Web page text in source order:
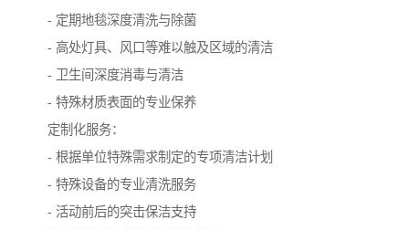
- 定期地毯深度清洗与除菌
- 高处灯具、风口等难以触及区域的清洁
- 卫生间深度消毒与清洁
- 特殊材质表面的专业保养
定制化服务：
- 根据单位特殊需求制定的专项清洁计划
- 特殊设备的专业清洗服务
- 活动前后的突击保洁支持